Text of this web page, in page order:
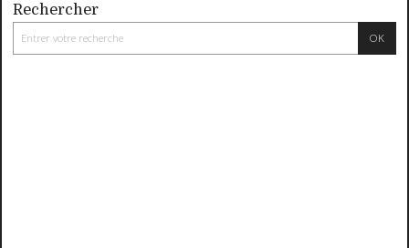
Rechercher